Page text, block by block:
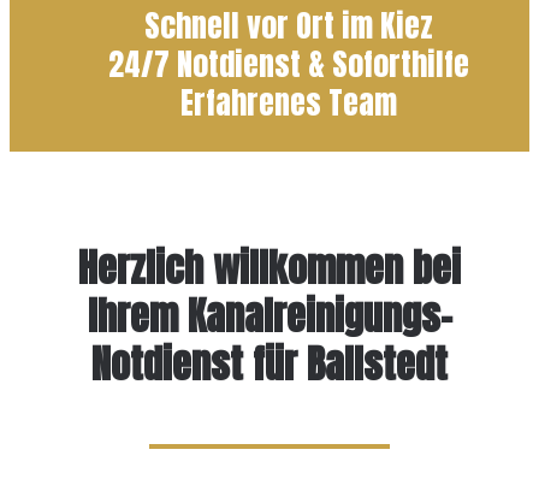
Schnell vor Ort im Kiez
24/7 Notdienst & Soforthilfe
Erfahrenes Team
Herzlich willkommen bei
Ihrem Kanalreinigungs-
Notdienst für Ballstedt